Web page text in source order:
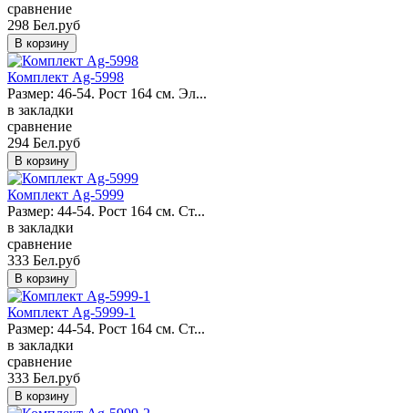
сравнение
298 Бел.руб
Комплект Ag-5998
Размер: 46-54. Рост 164 см. Эл...
в закладки
сравнение
294 Бел.руб
Комплект Ag-5999
Размер: 44-54. Рост 164 см. Ст...
в закладки
сравнение
333 Бел.руб
Комплект Ag-5999-1
Размер: 44-54. Рост 164 см. Ст...
в закладки
сравнение
333 Бел.руб